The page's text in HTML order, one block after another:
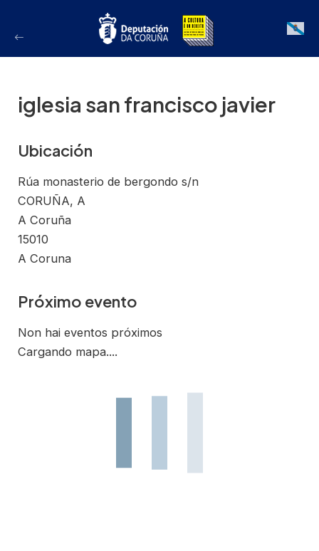
Galician
iglesia san francisco javier
Ubicación
Rúa monasterio de bergondo s/n
CORUÑA, A
A Coruña
15010
A Coruna
Próximo evento
Non hai eventos próximos
Cargando mapa....